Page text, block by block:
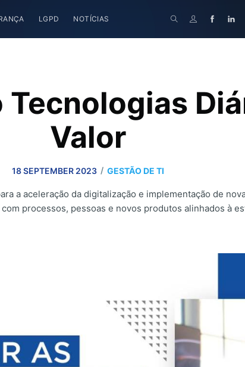
LGPD NOTÍCIAS
Valor
18 SEPTEMBER 2023 / GESTÃO DE TI
a aceleração da digitalização e implementação de
processos, pessoas e novos produtos alinhados à